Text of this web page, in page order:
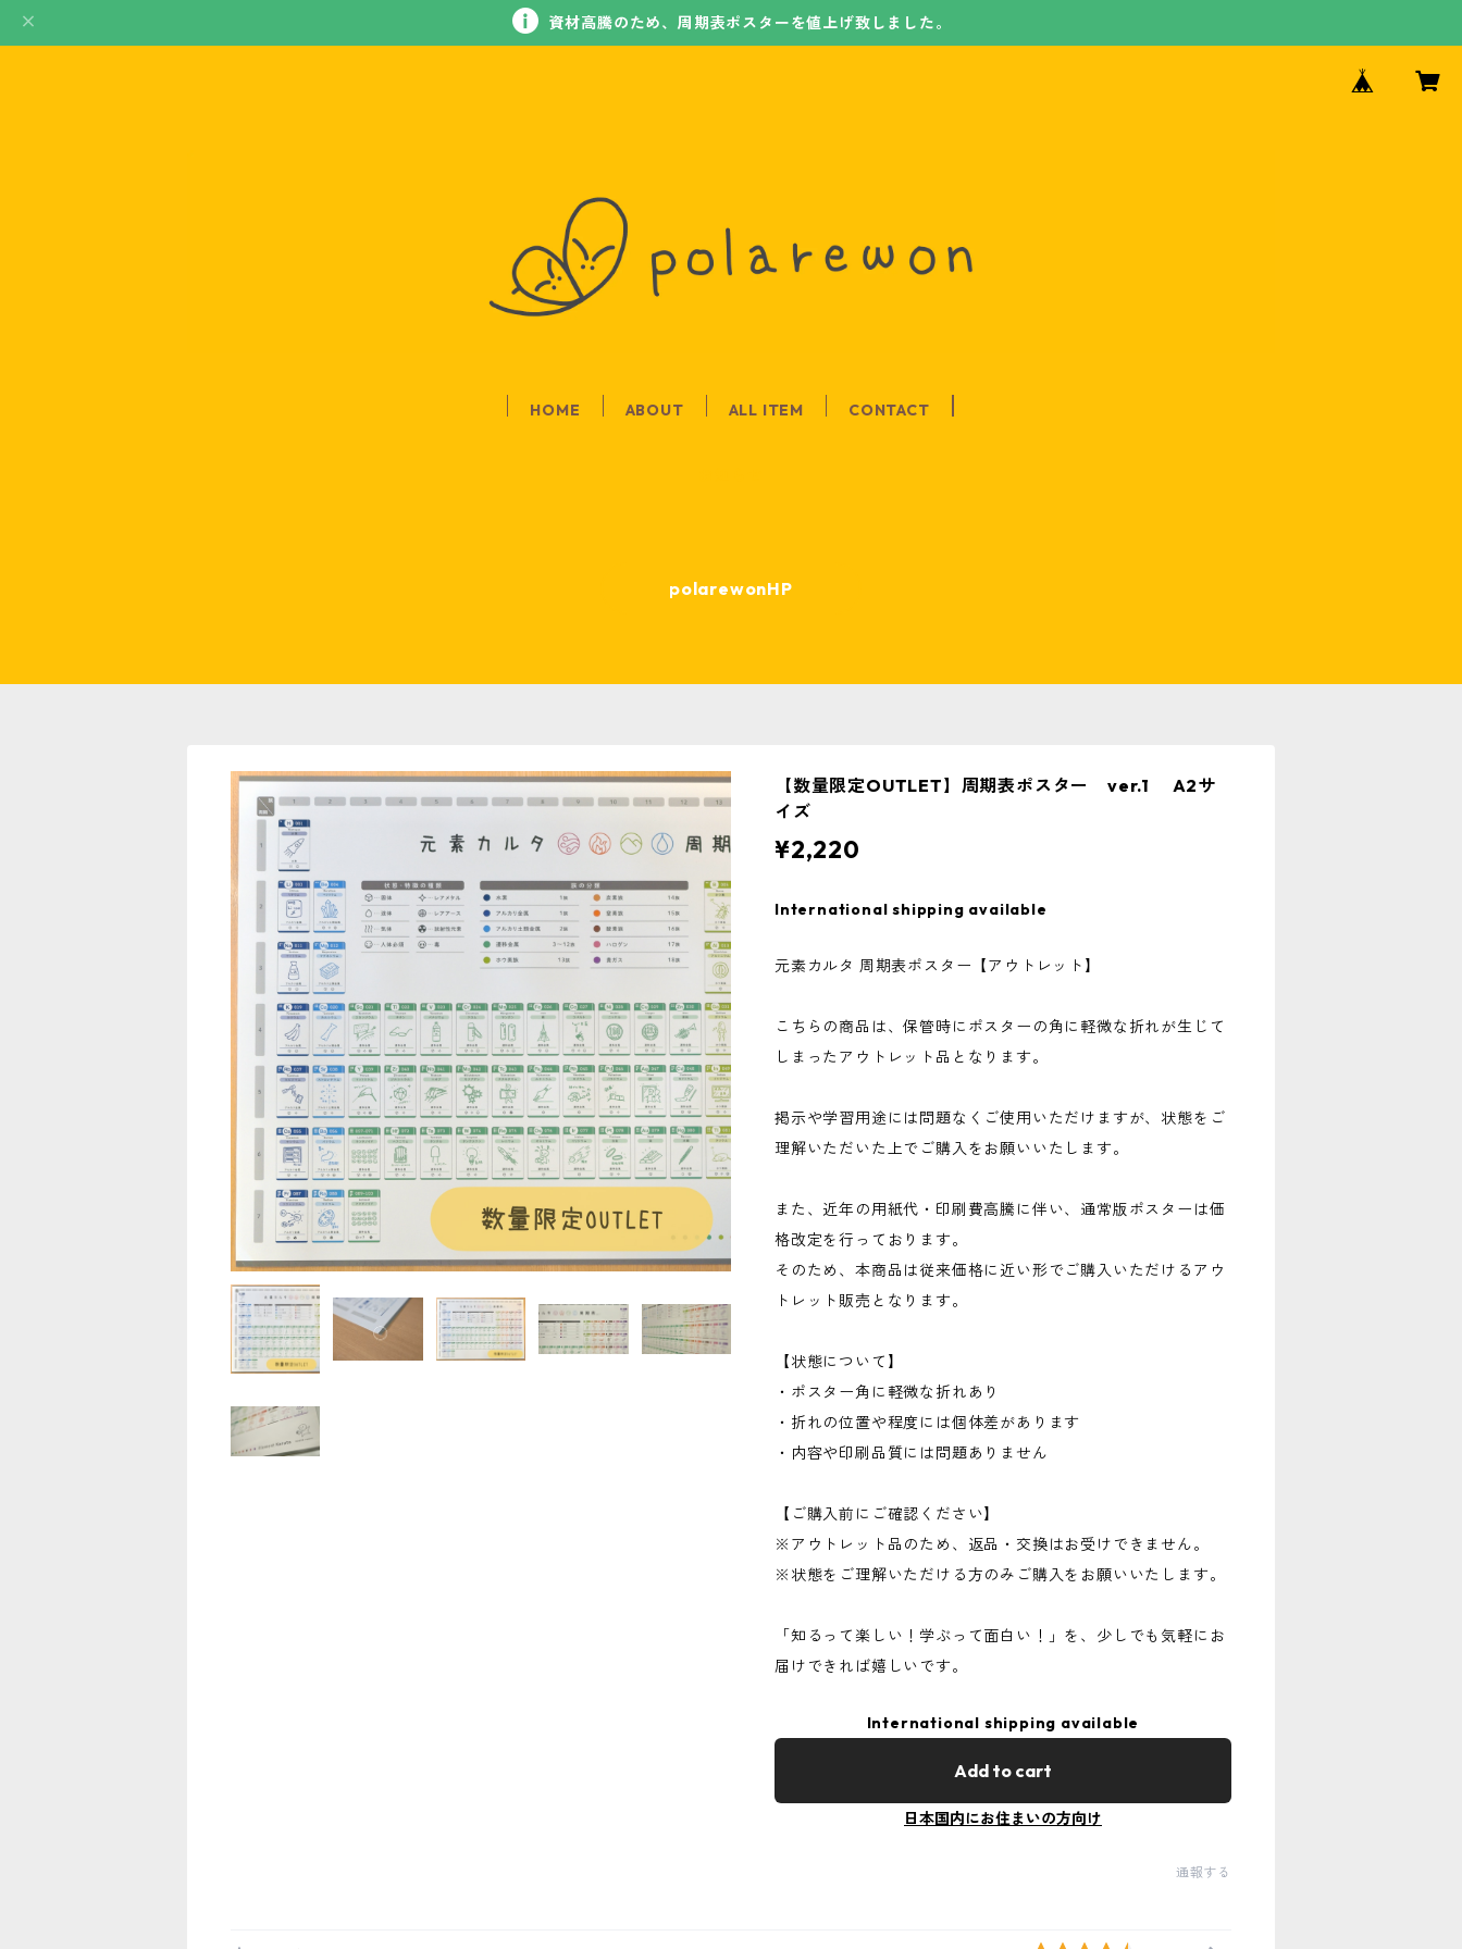
資材高騰のため、周期表ポスターを値上げ致しました。
HOME ABOUT ALL ITEM CONTACT
polarewonHP
【数量限定OUTLET】周期表ポスター ver.1 A2サ
イズ
¥2,220
International shipping available
元素カルタ 周期表ポスター【アウトレット】
こちらの商品は、保管時にポスターの角に軽微な折れが生じて
しまったアウトレット品となります。
掲示や学習用途には問題なくご使用いただけますが、状態をご
理解いただいた上でご購入をお願いいたします。
また、近年の用紙代・印刷費高騰に伴い、通常版ポスターは価
格改定を行っております。
そのため、本商品は従来価格に近い形でご購入いただけるアウ
トレット販売となります。
【状態について】
・ポスター角に軽微な折れあり
・折れの位置や程度には個体差があります
・内容や印刷品質には問題ありません
【ご購入前にご確認ください】
※アウトレット品のため、返品・交換はお受けできません。
※状態をご理解いただける方のみご購入をお願いいたします。
「知るって楽しい！学ぶって面白い！」を、少しでも気軽にお
届けできれば嬉しいです。
International shipping available
Add to cart
日本国内にお住まいの方向け
通報する